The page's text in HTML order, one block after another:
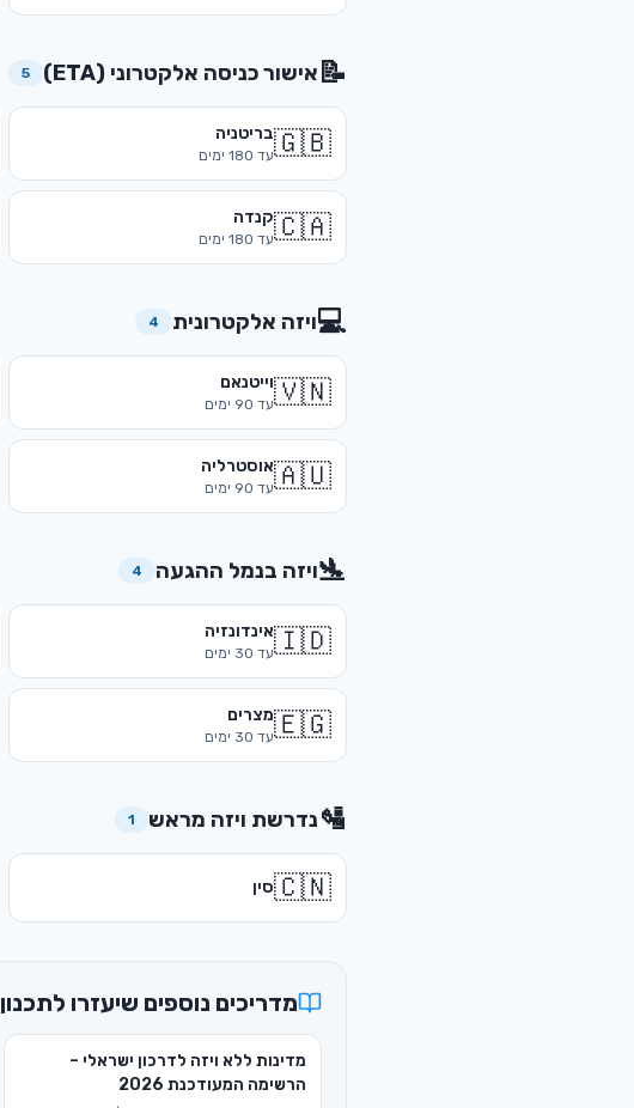
📝 אישור כניסה אלקטרוני (ETA) 5
🇬🇧בריטניה
עד 180 ימים
🇨🇦קנדה
עד 180 ימים
💻ויזה אלקטרונית 4
🇻🇳וייטנאם
עד 90 ימים
🇦🇺אוסטרליה
עד 90 ימים
🛬ויזה בנמל ההגעה 4
🇮🇩אינדונזיה
עד 30 ימים
🇪🇬מצרים
עד 30 ימים
🛂נדרשת ויזה מראש 1
🇨🇳סין
מדריכים נוספים שיעזרו לתכנון
מדינות ללא ויזה לדרכון ישראלי –
הרשימה המעודכנת 2026